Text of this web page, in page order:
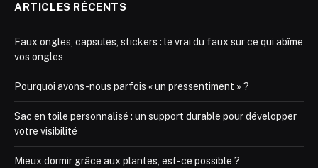
ARTICLES RÉCENTS
Faux ongles, capsules, stickers : le vrai du faux sur ce qui abîme
vos ongles
Pourquoi avons-nous parfois « un pressentiment » ?
Sac en toile personnalisé : un support durable pour développer
votre visibilité
Mieux dormir grâce aux plantes, est-ce possible ?